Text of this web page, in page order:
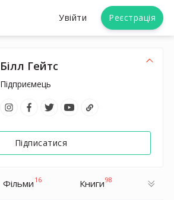
Увійти Реєстрація
Білл Гейтс
Підприємець
Підписатися
Фільми 16 Книги98